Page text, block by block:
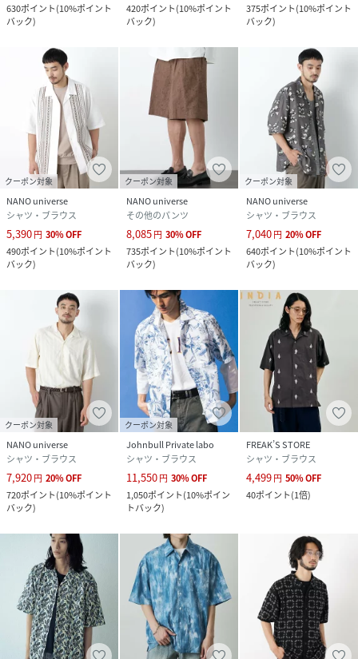
【素材】本体：コットン100% ししゅう部分：ポリエステ
ル100%
【原産国】中国製
※サンプルにて撮影、採寸を行う為、実際にお届けする商品
と仕様やサイズが異なる場合がございます。予約時は生産の
都合上、お届け予定時期が前後する場合もございますので、
予めご了承下さい。
※光
性別タイプ メンズ
原産国 中国製
素材
(本体)コットン100%
(ししゅう部分)ポリエステル100%
サイズ Ｍ、Ｌ
クリーニング 手洗い、ドライクリーニング不可
品番
RY5152_668
668-6121224-361-20 RY5152
630ポイント(10%ポイント
バック)
420ポイント(10%ポイント
バック)
375ポイント(10%ポイント
バック)
クーポン対象
NANO universe
シャツ・ブラウス
5,390円 30%OFF
490ポイント(10%ポイント
バック)
クーポン対象
NANO universe
その他のパンツ
8,085円 30%OFF
735ポイント(10%ポイント
バック)
クーポン対象
NANO universe
シャツ・ブラウス
7,040円 20%OFF
640ポイント(10%ポイント
バック)
クーポン対象
NANO universe
シャツ・ブラウス
7,920円 20%OFF
720ポイント(10%ポイント
バック)
クーポン対象
Johnbull Private labo
シャツ・ブラウス
11,550円 30%OFF
1,050ポイント(10%ポイン
トバック)
FREAK’S STORE
シャツ・ブラウス
4,499円 50%OFF
40ポイント(1倍)